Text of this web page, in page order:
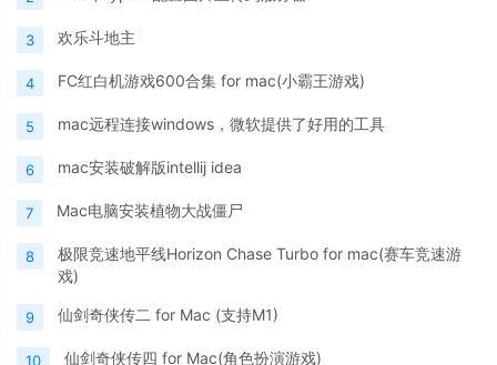
3 欢乐斗地主
4 FC红白机游戏600合集 for mac(小霸王游戏)
5 mac远程连接windows，微软提供了好用的工具
6 mac安装破解版intellij idea
7 Mac电脑安装植物大战僵尸
8
极限竞速地平线Horizon Chase Turbo for mac(赛车竞速游
戏)
9 仙剑奇侠传二 for Mac (支持M1)
10 仙剑奇侠传四 for Mac(角色扮演游戏)